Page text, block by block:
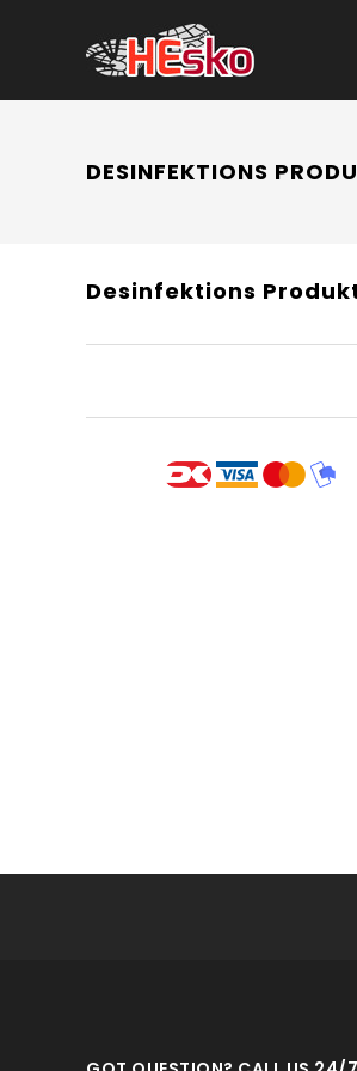
DESINFEKTIONS
Desinfektions